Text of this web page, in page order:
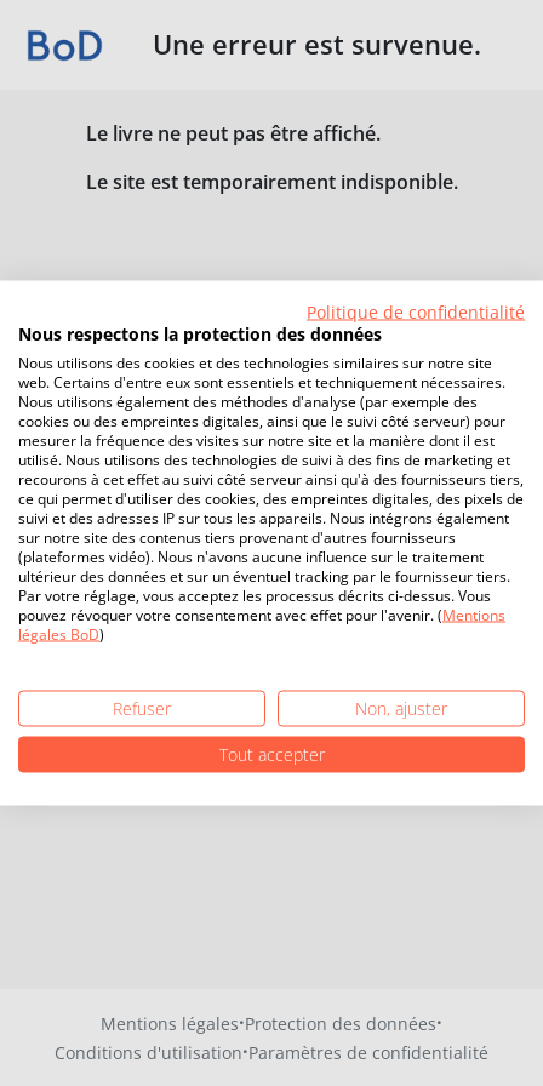
Une erreur est survenue.
Le livre ne peut pas être affiché.
Le site est temporairement indisponible.
Mentions légales·Protection des données·
Conditions d'utilisation·Paramètres de confidentialité
Politique de confidentialité
Nous respectons la protection des données
Nous utilisons des cookies et des technologies similaires sur notre site
web. Certains d'entre eux sont essentiels et techniquement nécessaires.
Nous utilisons également des méthodes d'analyse (par exemple des
cookies ou des empreintes digitales, ainsi que le suivi côté serveur) pour
mesurer la fréquence des visites sur notre site et la manière dont il est
utilisé. Nous utilisons des technologies de suivi à des fins de marketing et
recourons à cet effet au suivi côté serveur ainsi qu'à des fournisseurs tiers,
ce qui permet d'utiliser des cookies, des empreintes digitales, des pixels de
suivi et des adresses IP sur tous les appareils. Nous intégrons également
sur notre site des contenus tiers provenant d'autres fournisseurs
(plateformes vidéo). Nous n'avons aucune influence sur le traitement
ultérieur des données et sur un éventuel tracking par le fournisseur tiers.
Par votre réglage, vous acceptez les processus décrits ci-dessus. Vous
pouvez révoquer votre consentement avec effet pour l'avenir. (Mentions
légales BoD)
Refuser
Non, ajuster
Tout accepter